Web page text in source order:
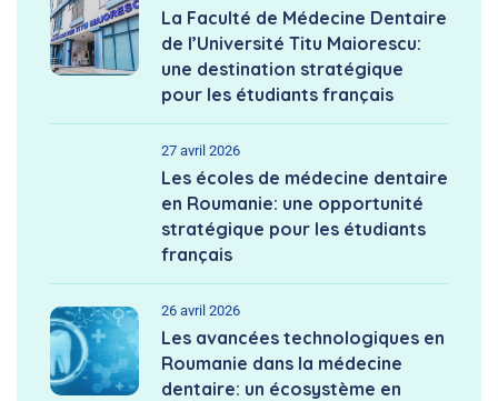
La Faculté de Médecine Dentaire
de l’Université Titu Maiorescu:
une destination stratégique
pour les étudiants français
27 avril 2026
Les écoles de médecine dentaire
en Roumanie: une opportunité
stratégique pour les étudiants
français
26 avril 2026
Les avancées technologiques en
Roumanie dans la médecine
dentaire: un écosystème en